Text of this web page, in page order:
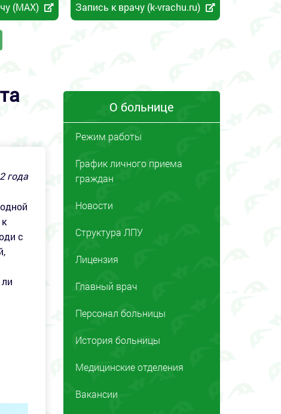
Запись к врачу (k-vrachu.ru)
(MAX)
года
с
О больнице
Режим работы
График личного приема
граждан
Новости
Структура ЛПУ
Лицензия
Главный врач
Персонал больницы
История больницы
Медицинские отделения
Вакансии